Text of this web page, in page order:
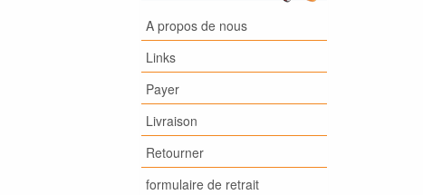
A propos de nous
Links
Payer
Livraison
Retourner
formulaire de retrait